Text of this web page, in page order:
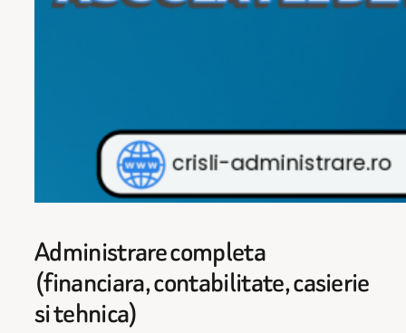
Administrare completa
(financiara, contabilitate, casierie
si tehnica)